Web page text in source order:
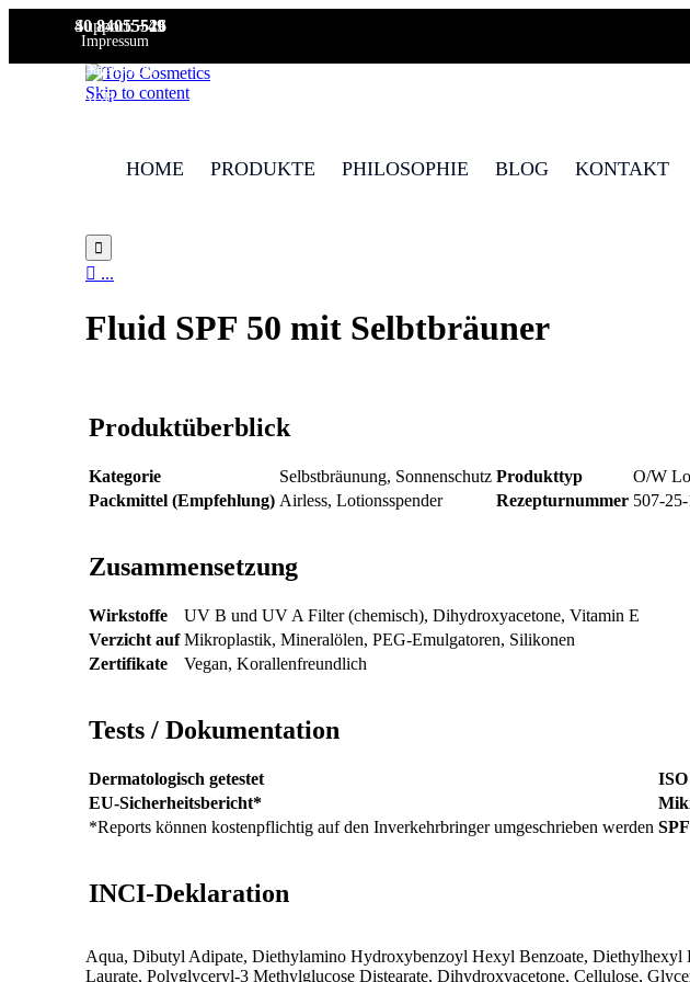
Support:
+49 40 84055526
Impressum
Datenschutz
AGB
Skip to content
HOME PRODUKTE PHILOSOPHIE BLOG KONTAKT

 ...
Fluid SPF 50 mit Selbtbräuner
Produktüberblick
Kategorie Selbstbräunung, Sonnenschutz Produkttyp
O/W
Packmittel (Empfehlung) Airless, Lotionsspender Rezepturnummer 507-
Zusammensetzung
Wirkstoffe
UV B und UV A Filter (chemisch), Dihydroxyacetone, Vitamin E
Verzicht auf Mikroplastik, Mineralölen, PEG-Emulgatoren, Silikonen
Zertifikate
Vegan, Korallenfreundlich
Tests / Dokumentation
Dermatologisch getestet
EU-Sicherheitsbericht*
*Reports können kostenpflichtig auf den Inverkehrbringer umgeschrieben werden
INCI-Deklaration
Aqua, Dibutyl Adipate, Diethylamino Hydroxybenzoyl Hexyl Benzoate,
Laurate, Polyglyceryl-3 Methylglucose Distearate, Dihydroxyacetone, Cellulose,